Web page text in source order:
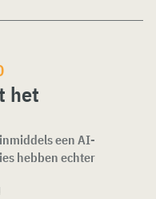
het
een AI-
hebben echter